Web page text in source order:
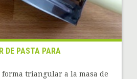
DE PASTA PARA
triangular a la masa de